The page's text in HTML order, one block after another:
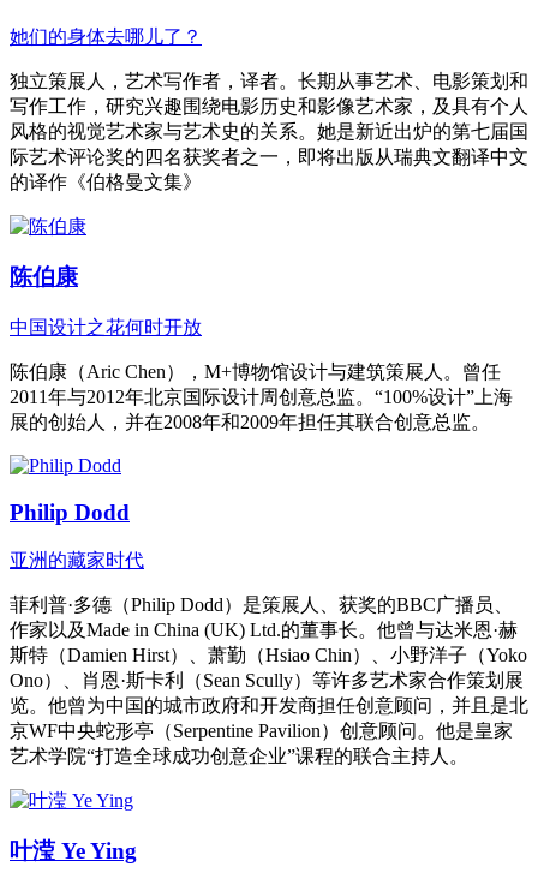
她们的身体去哪儿了？
独立策展人，艺术写作者，译者。长期从事艺术、电影策划和
写作工作，研究兴趣围绕电影历史和影像艺术家，及具有个人
风格的视觉艺术家与艺术史的关系。她是新近出炉的第七届国
际艺术评论奖的四名获奖者之一，即将出版从瑞典文翻译中文
的译作《伯格曼文集》
陈伯康
中国设计之花何时开放
陈伯康（Aric Chen），M+博物馆设计与建筑策展人。曾任
2011年与2012年北京国际设计周创意总监。“100%设计”上海
展的创始人，并在2008年和2009年担任其联合创意总监。
Philip Dodd
亚洲的藏家时代
菲利普·多德（Philip Dodd）是策展人、获奖的BBC广播员、
作家以及Made in China (UK) Ltd.的董事长。他曾与达米恩·赫
斯特（Damien Hirst）、萧勤（Hsiao Chin）、小野洋子（Yoko
Ono）、肖恩·斯卡利（Sean Scully）等许多艺术家合作策划展
览。他曾为中国的城市政府和开发商担任创意顾问，并且是北
京WF中央蛇形亭（Serpentine Pavilion）创意顾问。他是皇家
艺术学院“打造全球成功创意企业”课程的联合主持人。
叶滢 Ye Ying